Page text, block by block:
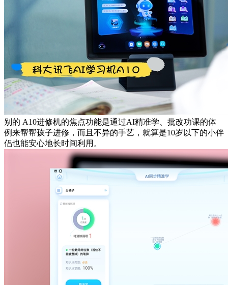
别的 A10进修机的焦点功能是通过AI精准学、批改功课的体
例来帮帮孩子进修，而且不异的手艺，就算是10岁以下的小伴
侣也能安心地长时间利用。